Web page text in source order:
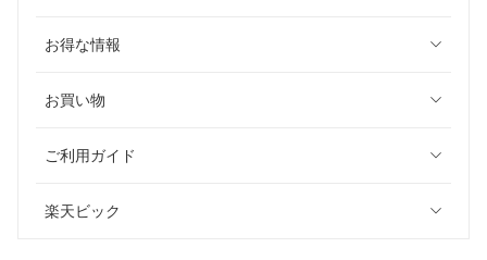
お得な情報
お買い物
ご利用ガイド
楽天ビック